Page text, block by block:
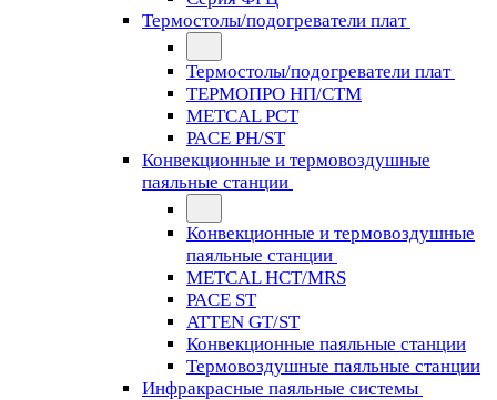
Термостолы/подогреватели плат
Термостолы/подогреватели плат
ТЕРМОПРО НП/СТМ
METCAL PCT
PACE PH/ST
Конвекционные и термовоздушные
паяльные станции
Конвекционные и термовоздушные
паяльные станции
METCAL HCT/MRS
PACE ST
ATTEN GT/ST
Конвекционные паяльные станции
Термовоздушные паяльные станции
Инфракрасные паяльные системы